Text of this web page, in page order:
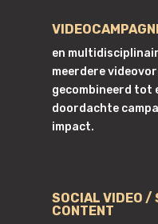
en
meerdere
gecombineerd tot
doordachte
impact.
SOCIAL VIDEO /
CONTENT